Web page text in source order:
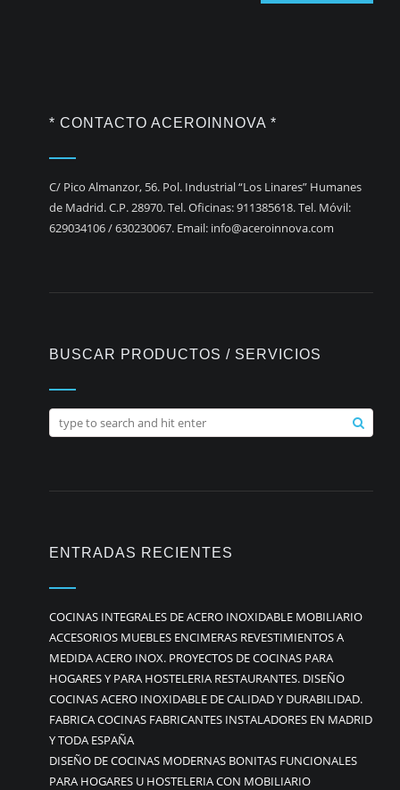
* CONTACTO ACEROINNOVA *
C/ Pico Almanzor, 56. Pol. Industrial “Los Linares” Humanes
de Madrid. C.P. 28970. Tel. Oficinas: 911385618. Tel. Móvil:
629034106 / 630230067. Email: info@aceroinnova.com
BUSCAR PRODUCTOS / SERVICIOS
ENTRADAS RECIENTES
COCINAS INTEGRALES DE ACERO INOXIDABLE MOBILIARIO
ACCESORIOS MUEBLES ENCIMERAS REVESTIMIENTOS A
MEDIDA ACERO INOX. PROYECTOS DE COCINAS PARA
HOGARES Y PARA HOSTELERIA RESTAURANTES. DISEÑO
COCINAS ACERO INOXIDABLE DE CALIDAD Y DURABILIDAD.
FABRICA COCINAS FABRICANTES INSTALADORES EN MADRID
Y TODA ESPAÑA
DISEÑO DE COCINAS MODERNAS BONITAS FUNCIONALES
PARA HOGARES U HOSTELERIA CON MOBILIARIO